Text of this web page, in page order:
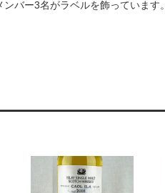
バー3名がラベルを飾っています。